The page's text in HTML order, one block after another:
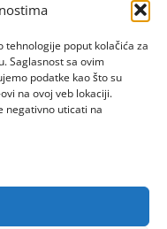
tehnologije poput kolačića za
Saglasnost sa ovim
podatke kao što su
na ovoj veb lokaciji.
negativno uticati na